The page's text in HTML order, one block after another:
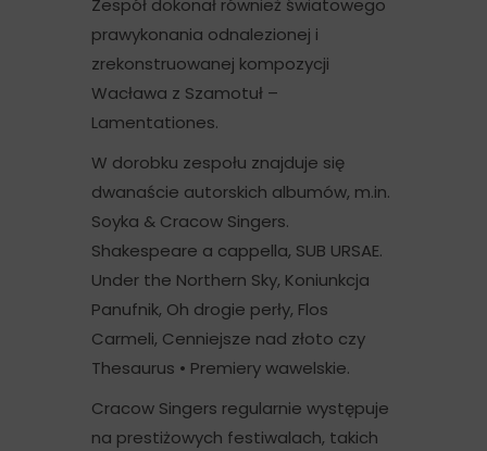
Zespół dokonał również światowego
prawykonania odnalezionej i
zrekonstruowanej kompozycji
Wacława z Szamotuł –
Lamentationes.
W dorobku zespołu znajduje się
dwanaście autorskich albumów, m.in.
Soyka & Cracow Singers.
Shakespeare a cappella, SUB URSAE.
Under the Northern Sky, Koniunkcja
Panufnik, Oh drogie perły, Flos
Carmeli, Cenniejsze nad złoto czy
Thesaurus • Premiery wawelskie.
Cracow Singers regularnie występuje
na prestiżowych festiwalach, takich